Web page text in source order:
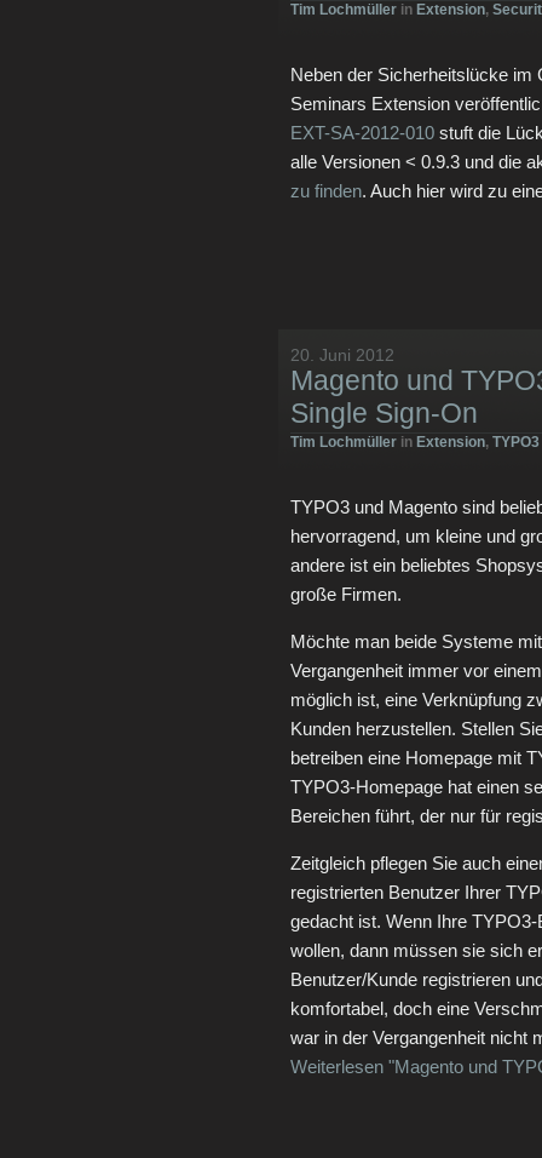
Tim Lochmüller in Extension,
Neben der Sicherheitslücke im
Seminars Extension
EXT-SA-2012-010 stuft die
alle Versionen < 0.9.3 und die
zu finden. Auch hier wird zu
20. Juni 2012
Magento und
Single Sign-On
Tim Lochmüller in Extension, TYPO3
TYPO3 und Magento sind
hervorragend, um kleine und
andere ist ein beliebtes
große Firmen.
Möchte man beide Systeme
Vergangenheit immer vor
möglich ist, eine Verknüpfung
Kunden herzustellen. Stellen
betreiben eine Homepage mit
TYPO3-Homepage hat einen
Bereichen führt, der nur für
Zeitgleich pflegen Sie auch
registrierten Benutzer Ihrer
gedacht ist. Wenn Ihre
wollen, dann müssen sie sich
Benutzer/Kunde registrieren
komfortabel, doch eine
war in der Vergangenheit nicht
Weiterlesen "Magento und